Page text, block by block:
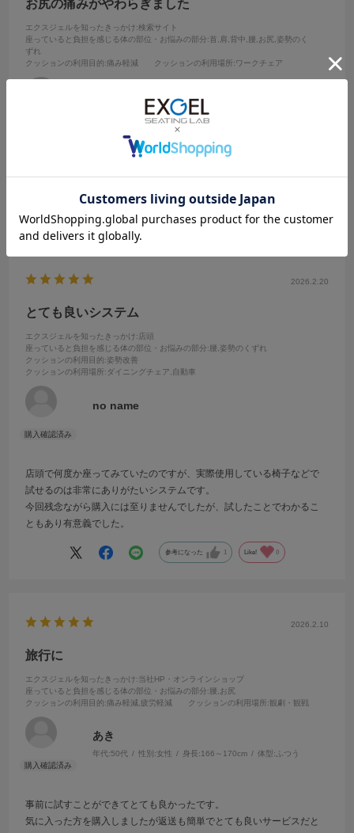
お尻の痛みがやわらぎました
エクスジェルを知ったきっかけ :検索サイト
座っていると負担を感じる体の部位・お悩みの部分:首,肩,背中,腰,お尻,姿勢のく
ずれ
クッションの利用目的:痛み軽減 クッションの利用場所:ワークチェア
2026.2.20
とても良いシステム
エクスジェルを知ったきっかけ :店頭
座っていると負担を感じる体の部位・お悩みの部分:腰,姿勢のくずれ
クッションの利用目的:姿勢改善
クッションの利用場所:ダイニングチェア,自動車
no name
店頭で何度か座ってみていたのですが、実際使用している椅子などで
試せるのは非常にありがたいシステムです。
今回残念ながら購入には至りませんでしたが、試したことでわかるこ
ともあり有意義でした。
参考になった 1 Like! 0
2026.2.10
旅行に
エクスジェルを知ったきっかけ :当社HP・オンラインショップ
座っていると負担を感じる体の部位・お悩みの部分:腰,お尻
クッションの利用目的:痛み軽減,疲労軽減 クッションの利用場所:観劇・観戦
あき
年代:50代 性別:女性 身長:166～170cm 体型: ふつう
事前に試すことができてとても良かったです。
気に入った方を購入しましたが返送も簡単でとても良いサービスだと